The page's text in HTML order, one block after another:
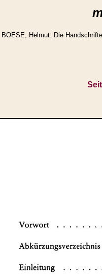
BOESE, Helmut: Die